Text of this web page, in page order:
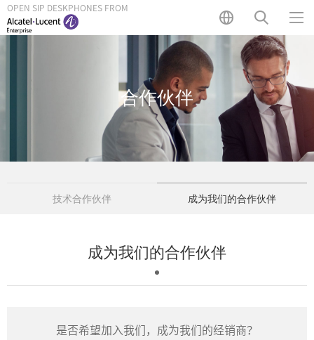
OPEN SIP DESKPHONES FROM
合作伙伴
技术合作伙伴 成为我们的合作伙伴
成为我们的合作伙伴
是否希望加入我们，成为我们的经销商？